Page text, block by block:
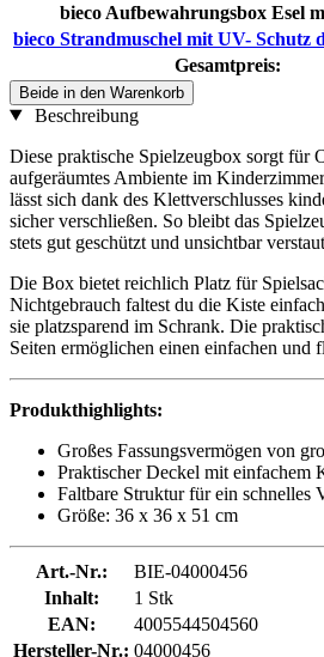
bieco Aufbewahrungsbox Esel
bieco Strandmuschel mit UV- Schutz
Gesamtpreis:
Beide in den Warenkorb
Beschreibung
Diese praktische Spielzeugbox sorgt für
aufgeräumtes Ambiente im
lässt sich dank des Klettverschlusses
sicher verschließen. So bleibt das
stets gut geschützt und unsichtbar
Die Box bietet reichlich Platz für
Nichtgebrauch faltest du die Kiste
sie platzsparend im Schrank. Die
Seiten ermöglichen einen einfachen und
Produkthighlights:
Großes Fassungsvermögen von
Praktischer Deckel mit einfachem
Faltbare Struktur für ein schnelles
Größe: 36 x 36 x 51 cm
Art.-Nr.:
BIE-04000456
Inhalt:
1 Stk
EAN:
4005544504560
Hersteller-Nr.: 04000456